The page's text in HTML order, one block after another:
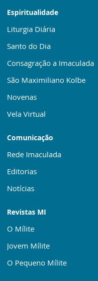
Espiritualidade
Liturgia Diária
Santo do Dia
Consagração a Imaculada
São Maximiliano Kolbe
Novenas
Vela Virtual
Comunicação
Rede Imaculada
Editorias
Notícias
Revistas MI
O Mílite
Jovem Mílite
O Pequeno Mílite